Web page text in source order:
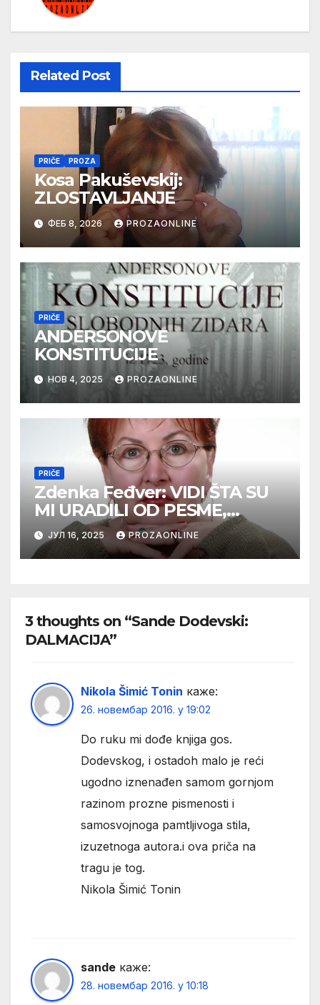
Related Post
PRIČE PROZA
Kosa Pakuševskij:
ZLOSTAVLJANJE
ФЕБ 8, 2026 PROZAONLINE
PRIČE
ANDERSONOVE
KONSTITUCIJE
НОВ 4, 2025 PROZAONLINE
PRIČE
Zdenka Feđver: VIDI ŠTA SU
MI URADILI OD PESME,
MAMA*
ЈУЛ 16, 2025 PROZAONLINE
3 thoughts on “Sande Dodevski:
DALMACIJA”
Nikola Šimić Tonin каже:
26. новембар 2016. у 19:02
Do ruku mi dođe knjiga gos.
Dodevskog, i ostadoh malo je reći
ugodno iznenađen samom gornjom
razinom prozne pismenosti i
samosvojnoga pamtljivoga stila,
izuzetnoga autora.i ova priča na
tragu je tog.
Nikola Šimić Tonin
sande каже:
28. новембар 2016. у 10:18